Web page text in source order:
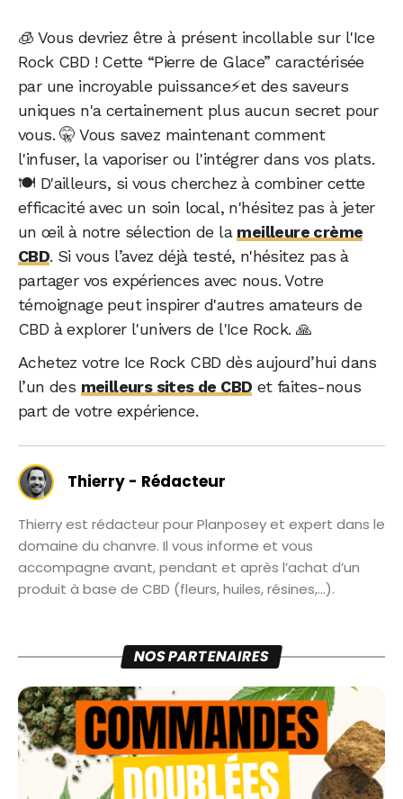
🧊 Vous devriez être à présent incollable sur l'Ice
Rock CBD ! Cette “Pierre de Glace” caractérisée
par une incroyable puissance⚡et des saveurs
uniques n'a certainement plus aucun secret pour
vous. 🤫 Vous savez maintenant comment
l'infuser, la vaporiser ou l'intégrer dans vos plats.
🍽️ D'ailleurs, si vous cherchez à combiner cette
efficacité avec un soin local, n'hésitez pas à jeter
un œil à notre sélection de la meilleure crème
CBD. Si vous l’avez déjà testé, n'hésitez pas à
partager vos expériences avec nous. Votre
témoignage peut inspirer d'autres amateurs de
CBD à explorer l'univers de l'Ice Rock. 🙏
Achetez votre Ice Rock CBD dès aujourd’hui dans
l’un des meilleurs sites de CBD et faites-nous
part de votre expérience.
Thierry - Rédacteur
Thierry est rédacteur pour Planposey et expert dans le
domaine du chanvre. Il vous informe et vous
accompagne avant, pendant et après l’achat d’un
produit à base de CBD (fleurs, huiles, résines,...).
NOS PARTENAIRES